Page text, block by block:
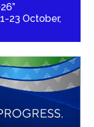
23 October,